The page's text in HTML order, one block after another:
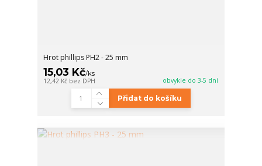
Hrot phillips PH2 - 25 mm
15,03 Kč/ks
12,42 Kč bez DPH obvykle do 3-5 dní
Přidat do košíku